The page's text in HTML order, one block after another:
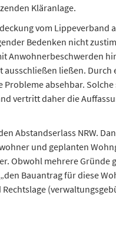
Kläranlage.
vom Lippeverband
Bedenken nicht
Anwohnerbeschwerden
ließen. Durch
absehbar.
vertritt daher die
Abstandserlass NRW.
und geplanten
Obwohl mehrere Gründe
Bauantrag für diese